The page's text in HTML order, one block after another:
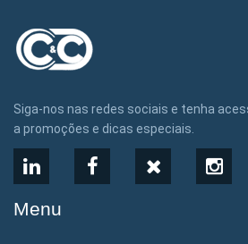
Siga-nos nas redes sociais e tenha
a promoções e dicas especiais.
LinkedInFacebook
Menu